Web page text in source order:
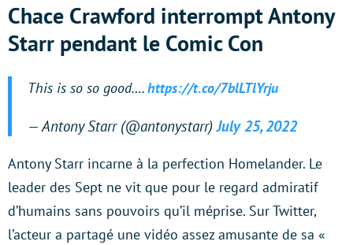
Chace Crawford interrompt Antony
Starr pendant le Comic Con
This is so so good….https://t.co/7blLTlYrju
— Antony Starr (@antonystarr)July 25, 2022
Antony Starr incarne à la perfection Homelander. Le
leader des Sept ne vit que pour le regard admiratif
d’humains sans pouvoirs qu’il méprise. Sur Twitter,
l’acteur a partagé une vidéo assez amusante de sa «